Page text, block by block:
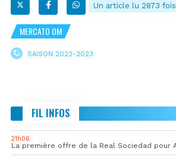
Un article lu 2873 fois
MERCATO OM
SAISON 2022-2023
FIL INFOS
21h06